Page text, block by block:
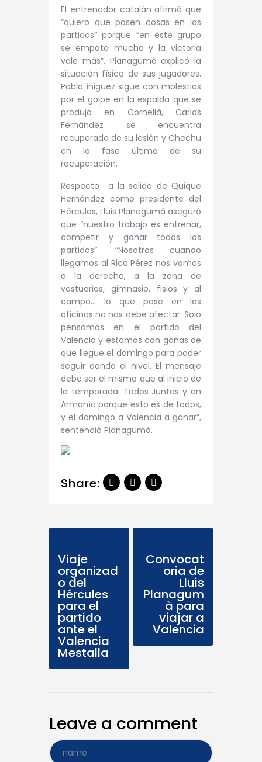
El entrenador catalán afirmó que
“quiero que pasen cosas en los
partidos” porque “en este grupo
se empata mucho y la victoria
vale más”. Planagumà explicó la
situación física de sus jugadores.
Pablo íñiguez sigue con molestias
por el golpe en la espalda que se
produjo en Cornellà, Carlos
Fernández se encuentra
recuperado de su lesión y Chechu
en la fase última de su
recuperación.
Respecto a la salida de Quique
Hernández como presidente del
Hércules, Lluis Planagumá aseguró
que “nuestro trabajo es entrenar,
competir y ganar todos los
partidos”. “Nosotros cuando
llegamos al Rico Pérez nos vamos
a la derecha, a la zona de
vestuarios, gimnasio, fisios y al
campo… lo que pase en las
oficinas no nos debe afectar. Solo
pensamos en el partido del
Valencia y estamos con ganas de
que llegue el domingo para poder
seguir dando el nivel. El mensaje
debe ser el mismo que al inicio de
la temporada. Todos Juntos y en
Armonía porque esto es de todos,
y el domingo a Valencia a ganar”,
sentenció Planagumà.
Share:
Viaje
organizad
o del
Hércules
para el
partido
ante el
Valencia
Mestalla
Convocat
oria de
Lluis
Planagum
à para
viajar a
Valencia
Leave a comment